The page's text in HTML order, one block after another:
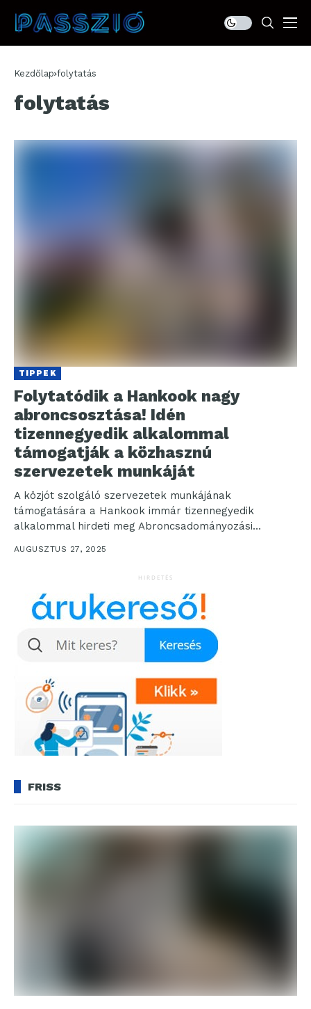
Kezdőlap folytatás
folytatás
TIPPEK
Folytatódik a Hankook nagy
abroncsosztása! Idén
tizennegyedik alkalommal
támogatják a közhasznú
szervezetek munkáját
A közjót szolgáló szervezetek munkájának
támogatására a Hankook immár tizennegyedik
alkalommal hirdeti meg Abroncsadományozási
minőségű gumiabroncsainak...
AUGUSZTUS 27, 2025
HIRDETÉS
FRISS